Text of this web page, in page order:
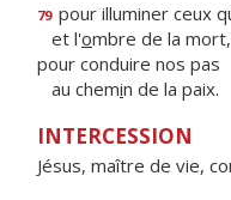
79 pour illuminer ceux
et l'ombre de la
pour conduire nos pas
au chemin de la paix.
INTERCESSION
Jésus, maître de vie,